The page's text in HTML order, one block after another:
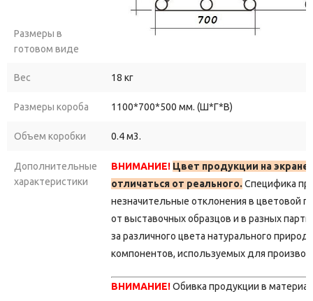
Размеры в
готовом виде
Вес 18 кг
Размеры короба 1100*700*500 мм. (Ш*Г*В)
Объем коробки 0.4 м3.
Дополнительные
характеристики
ВНИМАНИЕ! Цвет продукции на
отличаться от реального. Специфика
незначительные отклонения в цветовой
от выставочных образцов и в разных
за различного цвета натурального
компонентов, используемых для
ВНИМАНИЕ!Обивка продукции в